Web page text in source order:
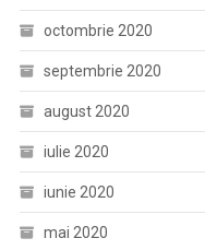
octombrie 2020
septembrie 2020
august 2020
iulie 2020
iunie 2020
mai 2020